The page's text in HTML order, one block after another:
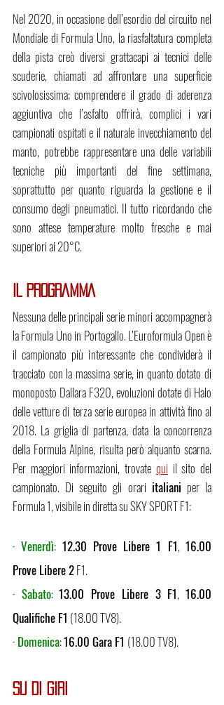
Nel 2020, in occasione dell’esordio del circuito nel
Mondiale di Formula Uno, la riasfaltatura completa
della pista creò diversi grattacapi ai tecnici delle
scuderie, chiamati ad affrontare una superficie
scivolosissima; comprendere il grado di aderenza
aggiuntiva che l’asfalto offrirà, complici i vari
campionati ospitati e il naturale invecchiamento del
manto, potrebbe rappresentare una delle variabili
tecniche più importanti del fine settimana,
soprattutto per quanto riguarda la gestione e il
consumo degli pneumatici. Il tutto ricordando che
sono attese temperature molto fresche e mai
superiori ai 20°C.
IL PROGRAMMA
Nessuna delle principali serie minori accompagnerà
la Formula Uno in Portogallo. L’Euroformula Open è
il campionato più interessante che condividerà il
tracciato con la massima serie, in quanto dotato di
monoposto Dallara F320, evoluzioni dotate di Halo
delle vetture di terza serie europea in attività fino al
2018. La griglia di partenza, data la concorrenza
della Formula Alpine, risulta però alquanto scarna.
Per maggiori informazioni, trovate qui il sito del
campionato. Di seguito gli orari italiani per la
Formula 1, visibile in diretta su SKY SPORT F1:
· Venerdì: 12.30 Prove Libere 1 F1, 16.00
Prove Libere 2 F1.
· Sabato: 13.00 Prove Libere 3 F1, 16.00
Qualifiche F1 (18.00 TV8).
· Domenica: 16.00 Gara F1 (18.00 TV8).
SU DI GIRI